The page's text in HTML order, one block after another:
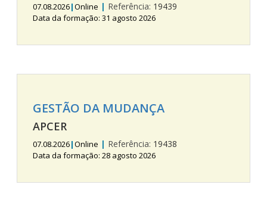
07.08.2026|Online | Referência: 19439
Data da formação: 31 agosto 2026
GESTÃO DA MUDANÇA
APCER
07.08.2026|Online | Referência: 19438
Data da formação: 28 agosto 2026